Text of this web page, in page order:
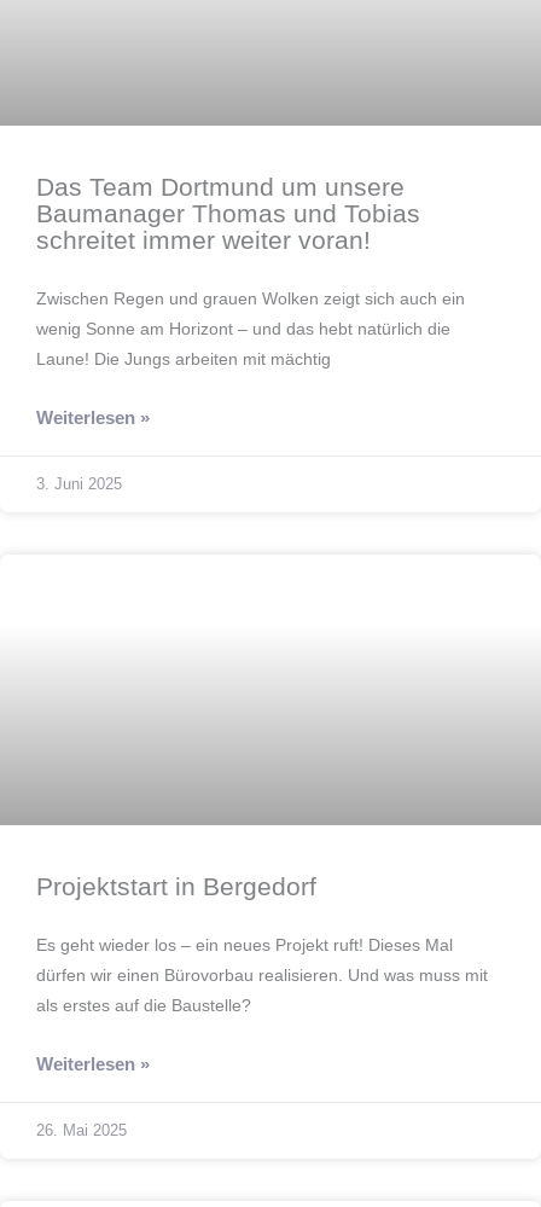
Das Team Dortmund um unsere
Baumanager Thomas und Tobias
schreitet immer weiter voran!
Zwischen Regen und grauen Wolken zeigt sich auch ein
wenig Sonne am Horizont – und das hebt natürlich die
Laune! Die Jungs arbeiten mit mächtig
Weiterlesen »
3. Juni 2025
Projektstart in Bergedorf
Es geht wieder los – ein neues Projekt ruft! Dieses Mal
dürfen wir einen Bürovorbau realisieren. Und was muss mit
als erstes auf die Baustelle?
Weiterlesen »
26. Mai 2025